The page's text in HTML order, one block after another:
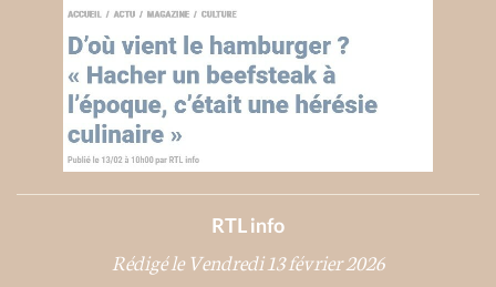
RTL info
Rédigé le Vendredi 13 février 2026